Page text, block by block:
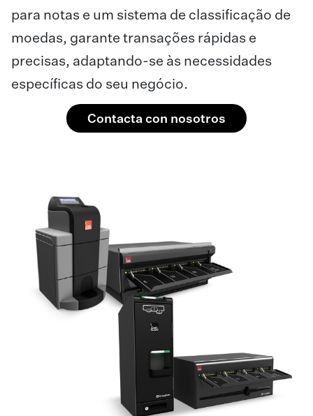
para notas e um sistema de classificação de
moedas, garante transações rápidas e
precisas, adaptando-se às necessidades
específicas do seu negócio.
Contacta con nosotros